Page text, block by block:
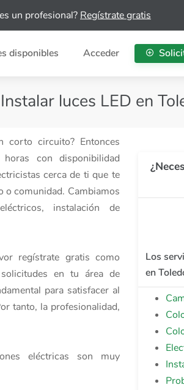
un profesional?Regístrate gratis
disponibles Acceder
luces LED en
corto circuito? Entonces
con disponibilidad
cerca de ti que te
o comunidad. Cambiamos
instalación de
regístrate gratis como
en tu área de
para satisfacer al
tanto, la profesionalidad,
eléctricas son muy
Los
en